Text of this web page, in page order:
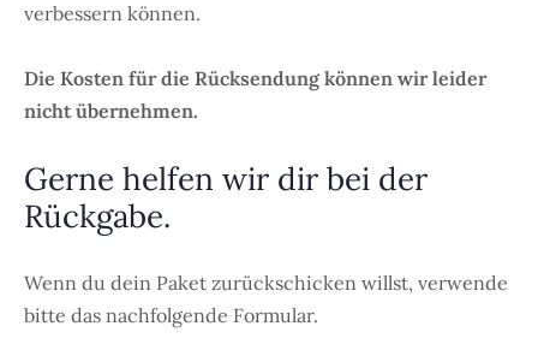
verbessern können.
Die Kosten für die Rücksendung können wir leider
nicht übernehmen.
Gerne helfen wir dir bei der
Rückgabe.
Wenn du dein Paket zurückschicken willst, verwende
bitte das nachfolgende Formular.